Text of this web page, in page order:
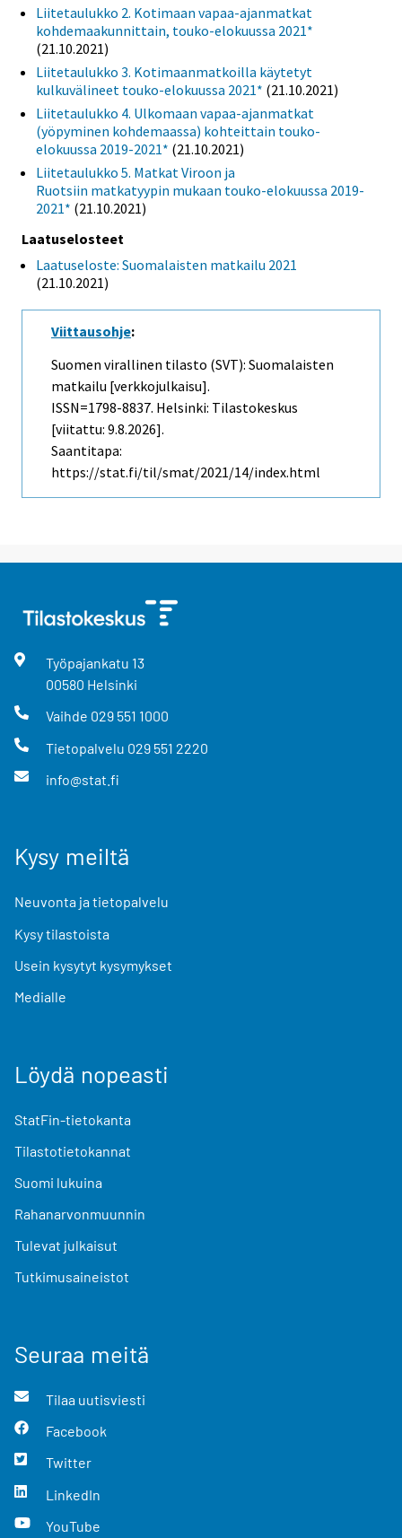
Liitetaulukko 2. Kotimaan vapaa-ajanmatkat
kohdemaakunnittain, touko-elokuussa 2021*
(21.10.2021)
Liitetaulukko 3. Kotimaanmatkoilla käytetyt
kulkuvälineet touko-elokuussa 2021* (21.10.2021)
Liitetaulukko 4. Ulkomaan vapaa-ajanmatkat
(yöpyminen kohdemaassa) kohteittain touko-
elokuussa 2019-2021* (21.10.2021)
Liitetaulukko 5. Matkat Viroon ja
Ruotsiin matkatyypin mukaan touko-elokuussa 2019-
2021* (21.10.2021)
Laatuselosteet
Laatuseloste: Suomalaisten matkailu 2021
(21.10.2021)
Viittausohje:
Suomen virallinen tilasto (SVT): Suomalaisten
matkailu [verkkojulkaisu].
ISSN=1798-8837. Helsinki: Tilastokeskus
[viitattu: 9.8.2026].
Saantitapa:
https://stat.fi/til/smat/2021/14/index.html
Työpajankatu 13
00580 Helsinki
Vaihde 029 551 1000
Tietopalvelu 029 551 2220
info@stat.fi
Kysy meiltä
Neuvonta ja tietopalvelu
Kysy tilastoista
Usein kysytyt kysymykset
Medialle
Löydä nopeasti
StatFin-tietokanta
Tilastotietokannat
Suomi lukuina
Rahanarvonmuunnin
Tulevat julkaisut
Tutkimusaineistot
Seuraa meitä
Tilaa uutisviesti
Facebook
Twitter
LinkedIn
YouTube